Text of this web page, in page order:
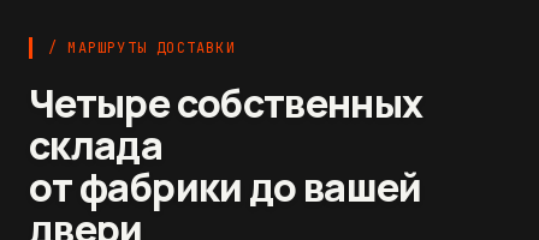
/ МАРШРУТЫ ДОСТАВКИ
Четыре собственных
склада
от фабрики до вашей
двери